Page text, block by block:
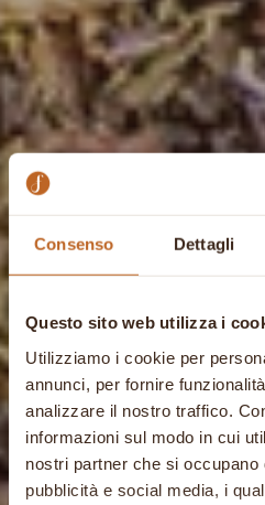
Consenso Dettagli
Questo sito web utilizza i
Utilizziamo i cookie per
annunci, per fornire
analizzare il nostro traffico.
informazioni sul modo in cui
nostri partner che si occupano
pubblicità e social media, i